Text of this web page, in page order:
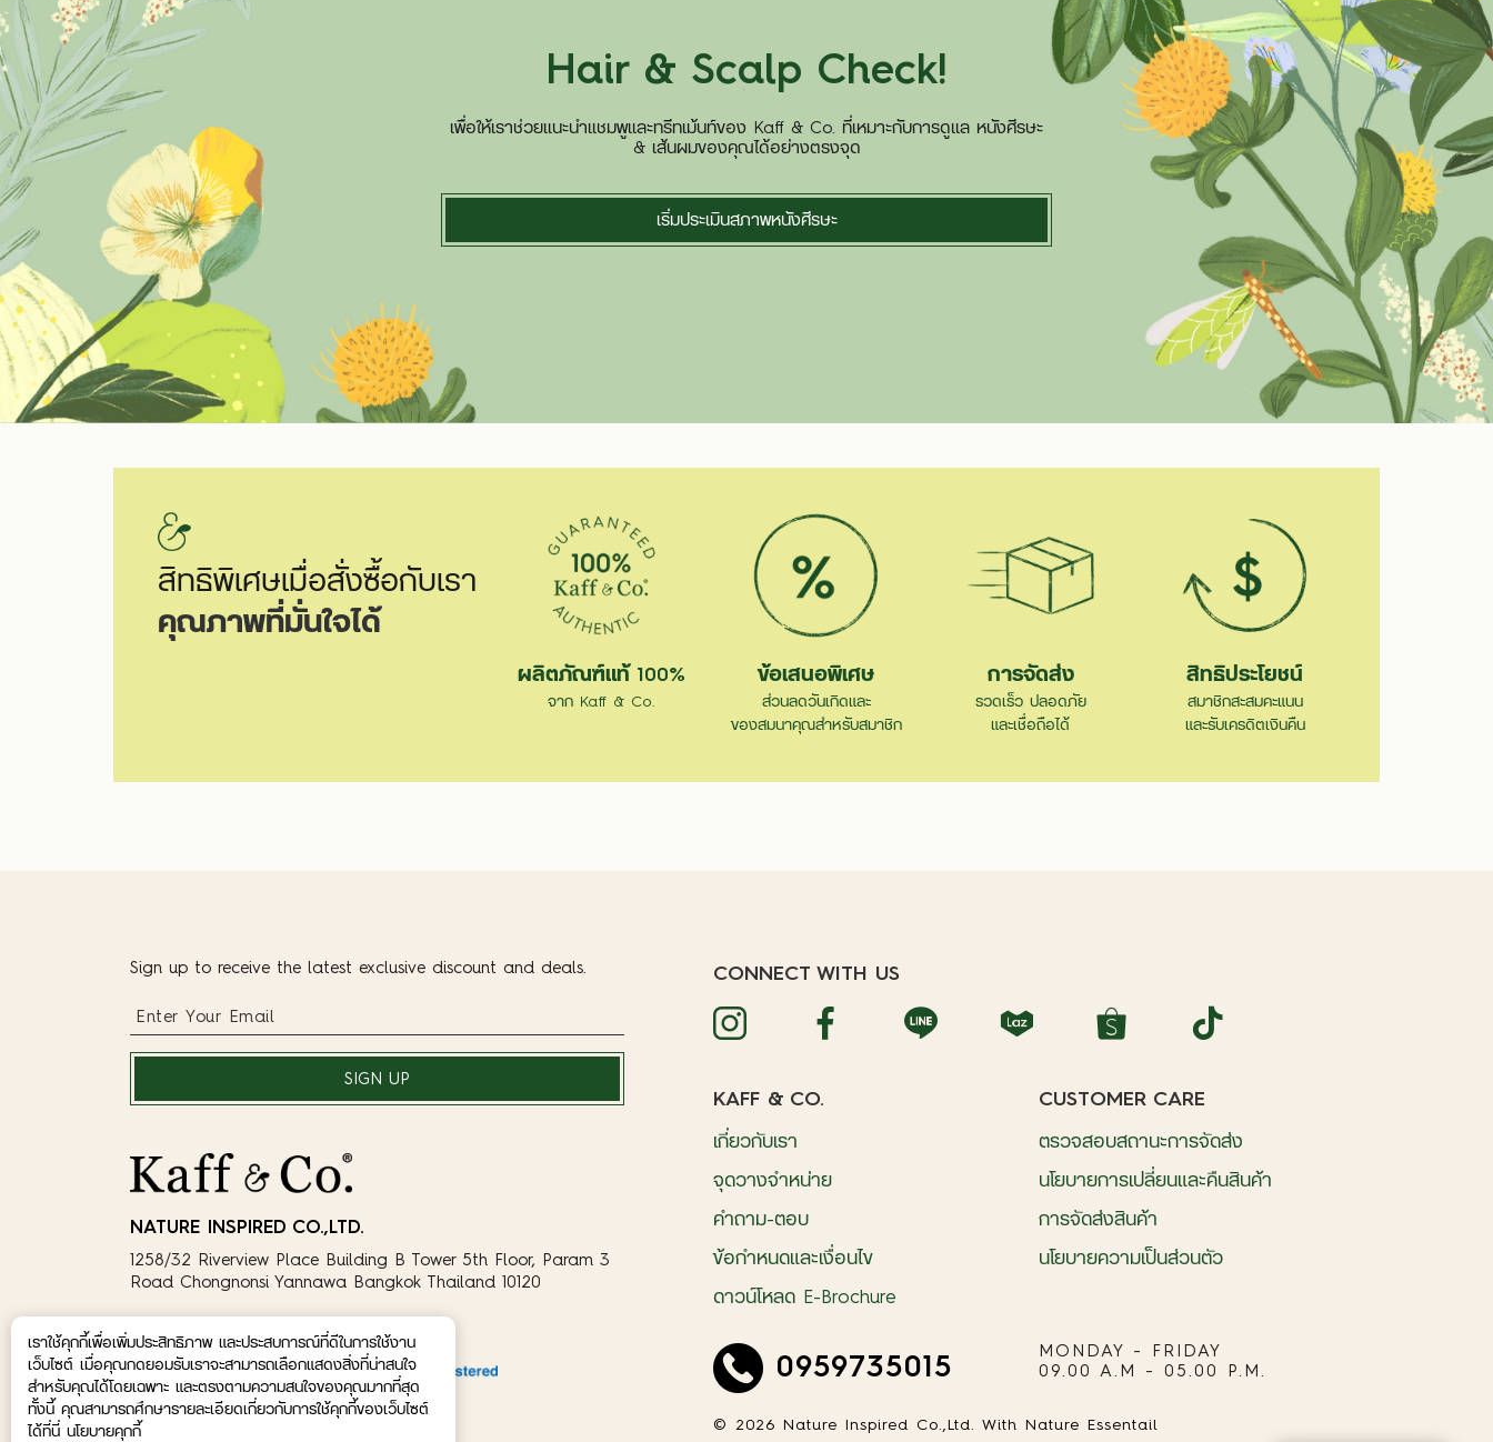
Hair & Scalp Check!
เพื่อให้เราช่วยแนะนำแชมพูและทรีทเม้นท์ของ Kaff & Co. ที่เหมาะกับการดูแล หนังศีรษะ
& เส้นผมของคุณได้อย่างตรงจุด
เริ่มประเมินสภาพหนังศีรษะ
สิทธิพิเศษเมื่อสั่งซื้อกับเรา
คุณภาพที่มั่นใจได้
ผลิตภัณฑ์แท้ 100%
จาก Kaff & Co.
ข้อเสนอพิเศษ
ส่วนลดวันเกิดและ
ของสมนาคุณสำหรับสมาชิก
การจัดส่ง
รวดเร็ว ปลอดภัย
และเชื่อถือได้
สิทธิประโยชน์
สมาชิกสะสมคะแนน
และรับเครดิตเงินคืน
Sign up to receive the latest exclusive discount and deals.
SIGN UP
NATURE INSPIRED CO.,LTD.
1258/32 Riverview Place Building B Tower 5th Floor, Param 3
Road Chongnonsi Yannawa Bangkok Thailand 10120
CONNECT WITH US
KAFF & CO.
เกี่ยวกับเรา
จุดวางจำหน่าย
คำถาม-ตอบ
ข้อกำหนดและเงื่อนไข
ดาวน์โหลด E-Brochure
CUSTOMER CARE
ตรวจสอบสถานะการจัดส่ง
นโยบายการเปลี่ยนและคืนสินค้า
การจัดส่งสินค้า
นโยบายความเป็นส่วนตัว
0959735015
MONDAY - FRIDAY
09.00 A.M - 05.00 P.M.
© 2026 Nature Inspired Co.,Ltd. With Nature Essentail
เราใช้คุกกี้เพื่อเพิ่มประสิทธิภาพ และประสบการณ์ที่ดีในการใช้งาน
เว็บไซต์ เมื่อคุณกดยอมรับเราจะสามารถเลือกแสดงสิ่งที่น่าสนใจ
สำหรับคุณได้โดยเฉพาะ และตรงตามความสนใจของคุณมากที่สุด
ทั้งนี้ คุณสามารถศึกษารายละเอียดเกี่ยวกับการใช้คุกกี้ของเว็บไซต์
ได้ที่นี่ นโยบายคุกกี้